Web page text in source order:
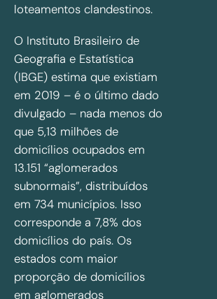
loteamentos clandestinos.
O Instituto Brasileiro de
Geografia e Estatística
(IBGE) estima que existiam
em 2019 – é o último dado
divulgado – nada menos do
que 5,13 milhões de
domicílios ocupados em
13.151 “aglomerados
subnormais”, distribuídos
em 734 municípios. Isso
corresponde a 7,8% dos
domicílios do país. Os
estados com maior
proporção de domicílios
em aglomerados